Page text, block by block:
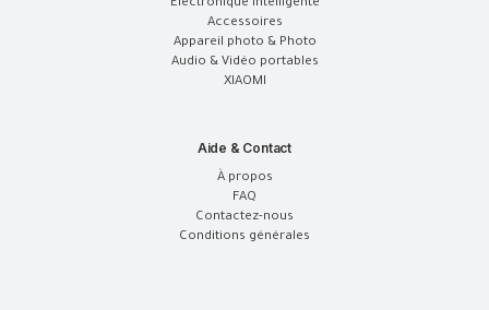
Électronique intelligente
Accessoires
Appareil photo & Photo
Audio & Vidéo portables
XIAOMI
Aide & Contact
À propos
FAQ
Contactez-nous
Conditions générales